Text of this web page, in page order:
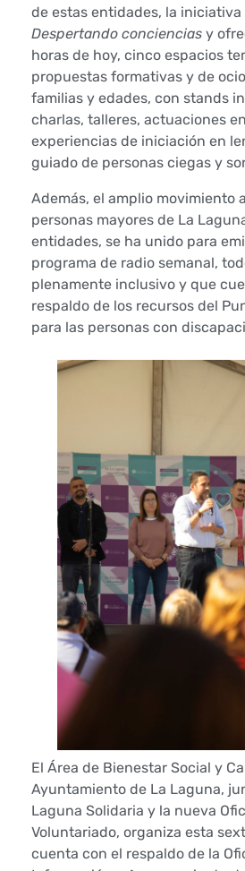
l
V
o
l
u
n
t
a
r
u
n
a
de estas entidades, la
Despertando conciencias y
horas de hoy, cinco espacios
propuestas formativas y de
familias y edades, con stands
charlas, talleres, actuaciones
experiencias de iniciación en
guiado de personas ciegas y
Además, el amplio movimiento
personas mayores de La
entidades, se ha unido para
programa de radio semanal,
plenamente inclusivo y que
respaldo de los recursos del
para las personas con
El Área de Bienestar Social y
Ayuntamiento de La Laguna,
Laguna Solidaria y la nueva
Voluntariado, organiza esta
cuenta con el respaldo de la